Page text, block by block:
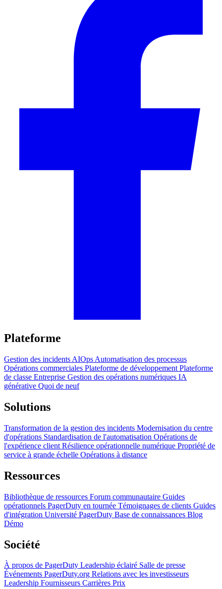
Plateforme
Gestion des incidents AIOps Automatisation des processus
Opérations commerciales Plateforme de développement Plateforme
de classe Entreprise Gestion des opérations numériques IA
générative Quoi de neuf
Solutions
Transformation de la gestion des incidents Modernisation du centre
d'opérations Standardisation de l'automatisation Opérations de
l'expérience client Résilience opérationnelle numérique Propriété de
service à grande échelle Opérations à distance
Ressources
Bibliothèque de ressources Forum communautaire Guides
opérationnels PagerDuty en tournée Témoignages de clients Guides
d'intégration Université PagerDuty Base de connaissances Blog
Démo
Société
À propos de PagerDuty Leadership éclairé Salle de presse
Événements PagerDuty.org Relations avec les investisseurs
Leadership Fournisseurs Carrières Prix